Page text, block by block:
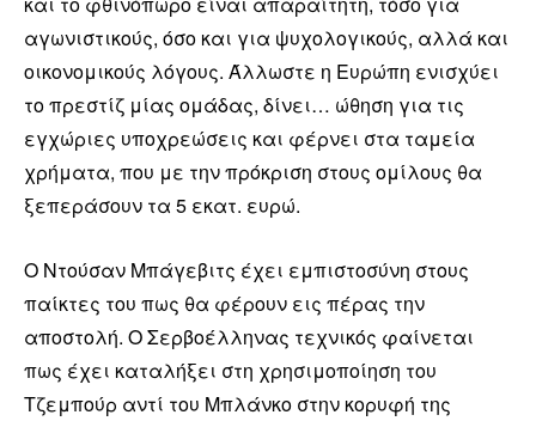
αγωνιστικούς, όσο και για ψυχολογικούς, αλλά και
οικονομικούς λόγους. Άλλωστε η Ευρώπη ενισχύει
το πρεστίζ μίας ομάδας, δίνει… ώθηση για τις
εγχώριες υποχρεώσεις και φέρνει στα ταμεία
χρήματα, που με την πρόκριση στους ομίλους θα
ξεπεράσουν τα 5 εκατ. ευρώ.
Ο Ντούσαν Μπάγεβιτς έχει εμπιστοσύνη στους
παίκτες του πως θα φέρουν εις πέρας την
αποστολή. Ο Σερβοέλληνας τεχνικός φαίνεται
πως έχει καταλήξει στη χρησιμοποίηση του
Τζεμπούρ αντί του Μπλάνκο στην κορυφή της